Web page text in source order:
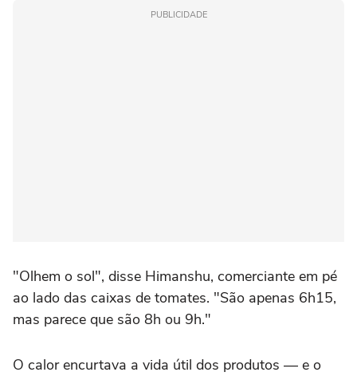
PUBLICIDADE
"Olhem o sol", disse Himanshu, comerciante em pé
ao lado das caixas de tomates. "São apenas 6h15,
mas parece que são 8h ou 9h."
O calor encurtava a vida útil dos produtos — e o